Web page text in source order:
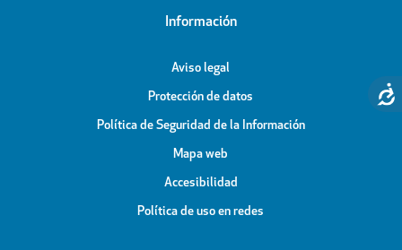
Información
Aviso legal
Protección de datos
Política de Seguridad de la Información
Mapa web
Accesibilidad
Política de uso en redes